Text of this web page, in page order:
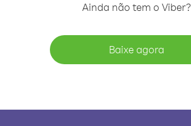
Ainda não tem o Viber?
Baixe agora